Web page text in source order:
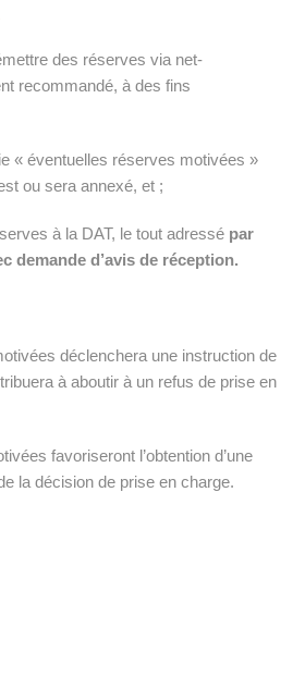
des réserves via net-
recommandé, à des fins
« éventuelles réserves motivées »
ou sera annexé, et ;
à la DAT, le tout adressé par
demande d’avis de réception.
déclenchera une instruction de
à aboutir à un refus de prise en
favoriseront l’obtention d’une
la décision de prise en charge.